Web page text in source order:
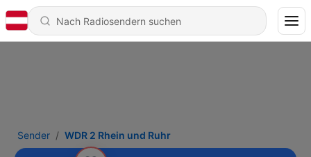
Sender WDR 2 Rhein und Ruhr